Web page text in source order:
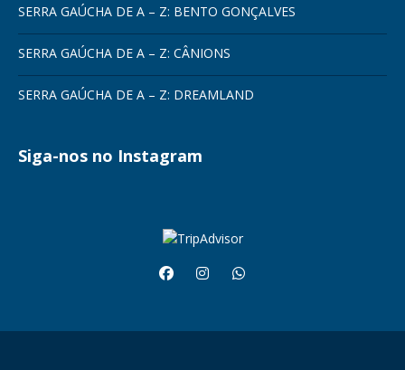
SERRA GAÚCHA DE A – Z: BENTO GONÇALVES
SERRA GAÚCHA DE A – Z: CÂNIONS
SERRA GAÚCHA DE A – Z: DREAMLAND
Siga-nos no Instagram